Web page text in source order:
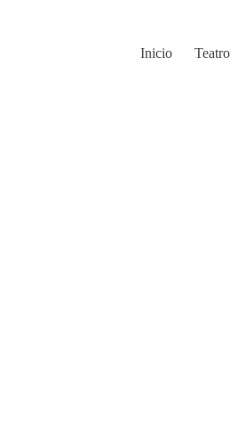
Inicio
Teatro